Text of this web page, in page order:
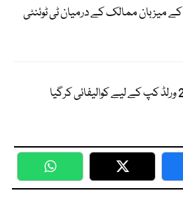
ورلڈ کپ 2027 کے میزبان ممالک کے درمیان ٹی ٹوئنٹی
WhatsApp Twitter